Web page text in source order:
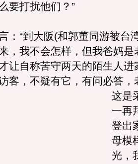
要打扰他们？”
“到大阪(和郭董同游被台
，我不会怎样，但我爸妈是
让自称苦守两天的陌生人进
客，不疑有它，有问必答，
这是
一再
登出
母模
光，